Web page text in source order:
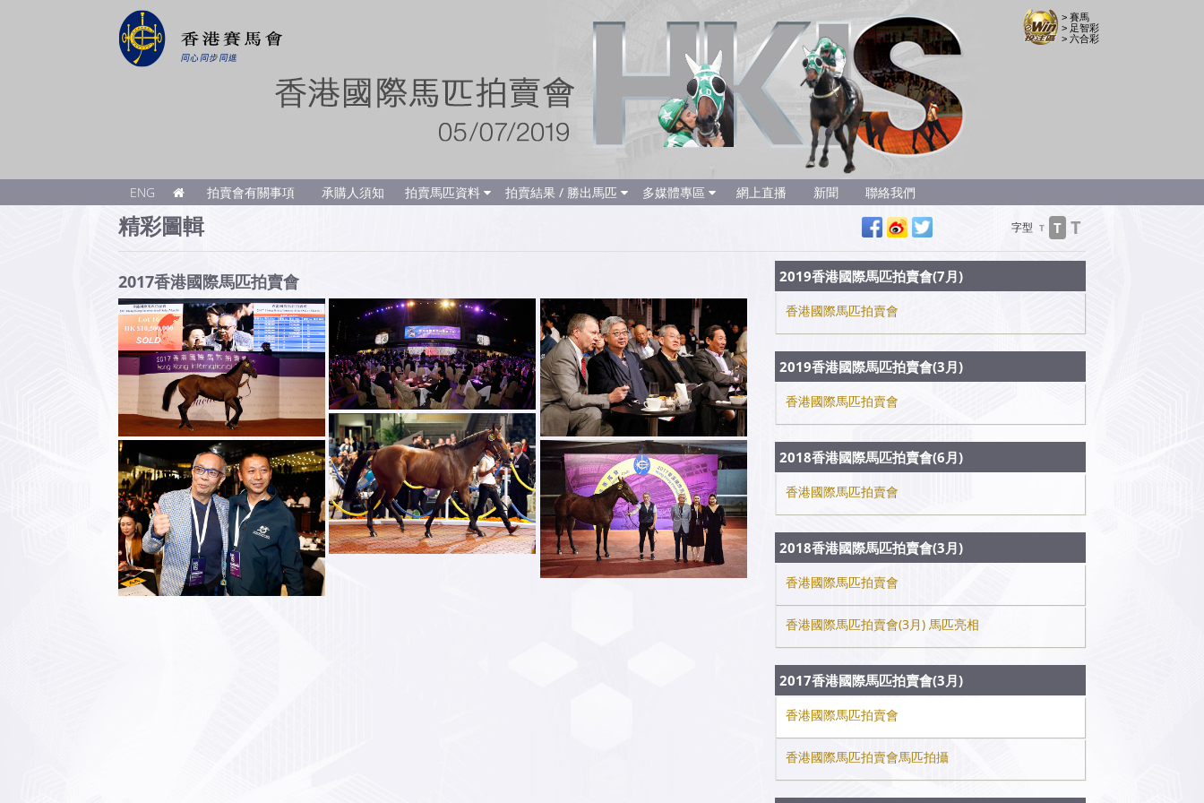
> 賽馬
> 足智彩
> 六合彩
ENG 拍賣會有關事項 承購人須知 拍賣馬匹資料 拍賣結果 / 勝出馬匹 多媒體專區 網上直播 新聞 聯絡我們
精彩圖輯 字型 T T T
2017香港國際馬匹拍賣會 2019香港國際馬匹拍賣會(7月)
香港國際馬匹拍賣會
2019香港國際馬匹拍賣會(3月)
香港國際馬匹拍賣會
2018香港國際馬匹拍賣會(6月)
香港國際馬匹拍賣會
2018香港國際馬匹拍賣會(3月)
香港國際馬匹拍賣會
香港國際馬匹拍賣會(3月) 馬匹亮相
2017香港國際馬匹拍賣會(3月)
香港國際馬匹拍賣會
香港國際馬匹拍賣會馬匹拍攝